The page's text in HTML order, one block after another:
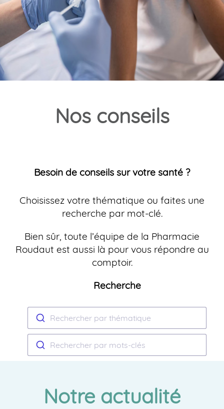
Nos conseils
Besoin de conseils sur votre santé ?
Choisissez votre thématique ou faites une
recherche par mot-clé.
Bien sûr, toute l’équipe de la Pharmacie
Roudaut est aussi là pour vous répondre au
comptoir.
Recherche
Rechercher par thématique
Rechercher par mots-clés
Notre actualité